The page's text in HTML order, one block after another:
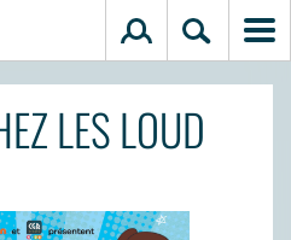
LES LOUD